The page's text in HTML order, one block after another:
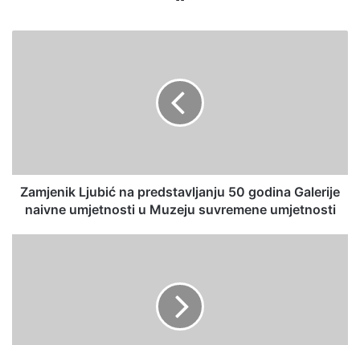
Zamjenik Ljubić na predstavljanju 50 godina Galerije
naivne umjetnosti u Muzeju suvremene umjetnosti